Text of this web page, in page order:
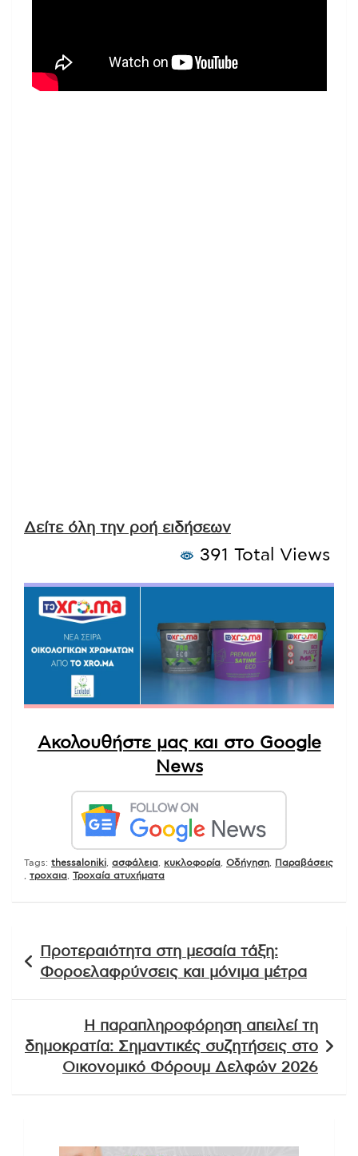
Δείτε όλη την ροή ειδήσεων
391 Total Views
Ακολουθήστε μας και στο Google
News
Tags: thessaloniki ασφάλεια κυκλοφορία Οδήγηση
Παραβάσεις
τροχαια Τροχαία ατυχήματα
άρθρων
Προτεραιότητα στη μεσαία τάξη:
Φοροελαφρύνσεις και μόνιμα μέτρα
Η παραπληροφόρηση απειλεί τη
δημοκρατία: Σημαντικές συζητήσεις στο
Οικονομικό Φόρουμ Δελφών 2026